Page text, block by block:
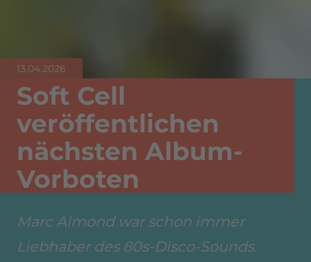
13.04.2026
Soft Cell
veröffentlichen
nächsten Album-
Vorboten
Marc Almond war schon immer
Liebhaber des 80s-Disco-Sounds.